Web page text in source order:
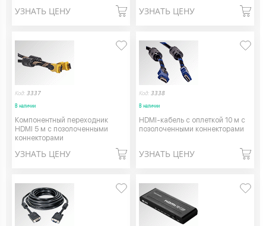
УЗНАТЬ ЦЕНУ УЗНАТЬ ЦЕНУ
Код: 3337
В наличии
Компонентный переходник
HDMI 5 м с позолоченными
коннекторами
УЗНАТЬ ЦЕНУ
Код: 3338
В наличии
HDMI-кабель с оплеткой 10 м с
позолоченными коннекторами
УЗНАТЬ ЦЕНУ